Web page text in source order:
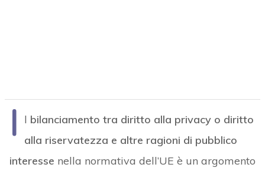
I l bilanciamento tra diritto alla privacy o diritto
alla riservatezza e altre ragioni di pubblico
interesse nella normativa dell’UE è un argomento